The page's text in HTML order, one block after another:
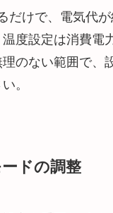
だけで、電気代が
度設定は消費電
のない範囲で、
。
ドの調整